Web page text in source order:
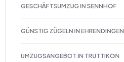
GESCHÄFTSUMZUG IN SENNHOF
GÜNSTIG ZÜGELN IN EHRENDINGEN
UMZUGSANGEBOT IN TRUTTIKON